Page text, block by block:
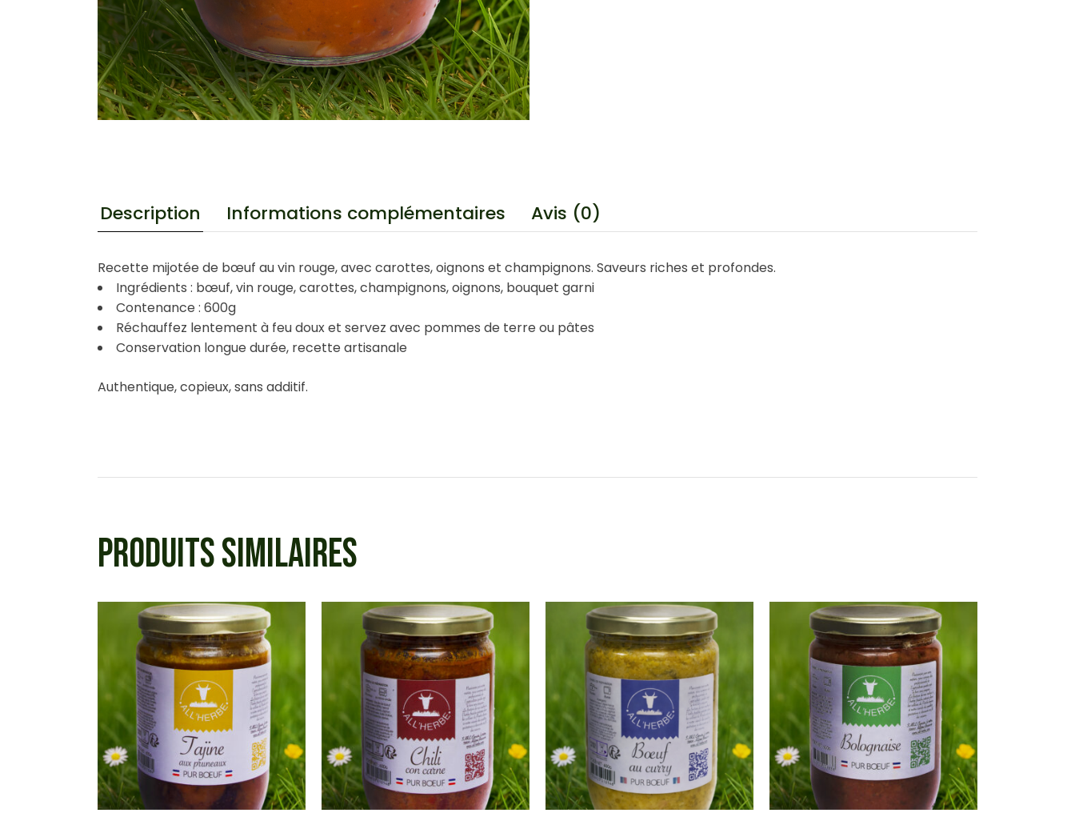
Description Informations complémentaires Avis (0)
Recette mijotée de bœuf au vin rouge, avec carottes, oignons et champignons. Saveurs riches et profondes.
Ingrédients : bœuf, vin rouge, carottes, champignons, oignons, bouquet garni
Contenance : 600g
Réchauffez lentement à feu doux et servez avec pommes de terre ou pâtes
Conservation longue durée, recette artisanale
Authentique, copieux, sans additif.
PRODUITS SIMILAIRES